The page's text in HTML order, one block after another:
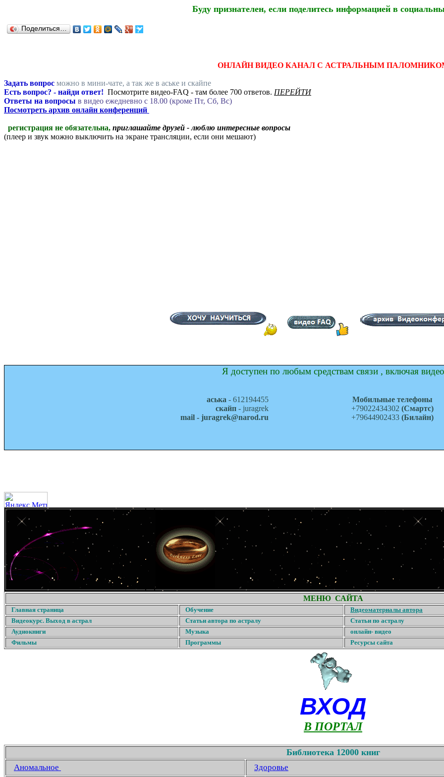
Буду признателен, если поделитесь информацией в
Поделиться…
ОНЛАЙН ВИДЕО КАНАЛ С АСТРАЛЬНЫМ
Задать вопрос можно в мини-чате, а так же в аське и скайпе
Есть вопрос? - найди ответ! Посмотрите видео-FAQ - там более 700 ответов. ПЕРЕЙТИ
Ответы на вопросы в видео ежедневно c 18.00 (кроме Пт, Сб, Вс)
Посмотреть архив онлайн конференций
регистрация не обязательна, приглашайте друзей - люблю интересные вопросы
(плеер и звук можно выключить на экране трансляции, если они мешают)
Я доступен по любым средствам связи , включая видео
аська - 612194455
скайп - juragrek
mail - juragrek@narod.ru
Мобильные телефоны
+79022434302 (Смартс)
+79644902433(Билайн)
МЕНЮ САЙТА
Главная страница Обучение Видеоматериалы автора
Видеокурс. Выход в астрал
Статьи автора по астралу Статьи по астралу
Аудиокниги
Музыка онлайн- видео
Фильмы
Программы Ресурсы сайта
ВХОД
В ПОРТАЛ
Библиотека 12000 книг
Аномальное Здоровье